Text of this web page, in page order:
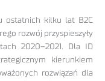
ostatnich kilku lat B2C
rozwój przyspieszyły
2020–2021. Dla ID
kierunkiem
rozwiązań dla